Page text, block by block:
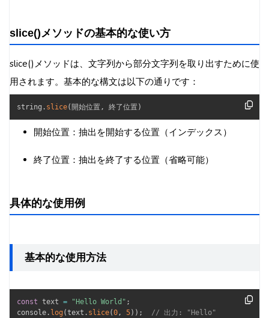
slice()メソッドの基本的な使い方
slice()メソッドは、文字列から部分文字列を取り出すために使
用されます。基本的な構文は以下の通りです：
string . slice( 開始位置, 終了位置)
開始位置：抽出を開始する位置（インデックス）
終了位置：抽出を終了する位置（省略可能）
具体的な使用例
基本的な使用方法
const text = "Hello World" ;
console . log (text . slice(0, 5) ) ;
// 出力: "Hello"